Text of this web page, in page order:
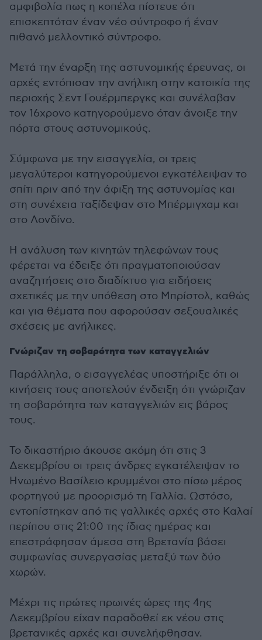
αμφιβολία πως η κοπέλα πίστευε ότι
επισκεπτόταν έναν νέο σύντροφο ή έναν
πιθανό μελλοντικό σύντροφο.
Μετά την έναρξη της αστυνομικής έρευνας, οι
αρχές εντόπισαν την ανήλικη στην κατοικία της
περιοχής Σεντ Γουέρμπεργκς και συνέλαβαν
τον 16χρονο κατηγορούμενο όταν άνοιξε την
πόρτα στους αστυνομικούς.
Σύμφωνα με την εισαγγελία, οι τρεις
μεγαλύτεροι κατηγορούμενοι εγκατέλειψαν το
σπίτι πριν από την άφιξη της αστυνομίας και
στη συνέχεια ταξίδεψαν στο Μπέρμιγχαμ και
στο Λονδίνο.
Η ανάλυση των κινητών τηλεφώνων τους
φέρεται να έδειξε ότι πραγματοποιούσαν
αναζητήσεις στο διαδίκτυο για ειδήσεις
σχετικές με την υπόθεση στο Μπρίστολ, καθώς
και για θέματα που αφορούσαν σεξουαλικές
σχέσεις με ανήλικες.
Γνώριζαν τη σοβαρότητα των καταγγελιών
Παράλληλα, ο εισαγγελέας υποστήριξε ότι οι
κινήσεις τους αποτελούν ένδειξη ότι γνώριζαν
τη σοβαρότητα των καταγγελιών εις βάρος
τους.
Το δικαστήριο άκουσε ακόμη ότι στις 3
Δεκεμβρίου οι τρεις άνδρες εγκατέλειψαν το
Ηνωμένο Βασίλειο κρυμμένοι στο πίσω μέρος
φορτηγού με προορισμό τη Γαλλία. Ωστόσο,
εντοπίστηκαν από τις γαλλικές αρχές στο Καλαί
περίπου στις 21:00 της ίδιας ημέρας και
επεστράφησαν άμεσα στη Βρετανία βάσει
συμφωνίας συνεργασίας μεταξύ των δύο
χωρών.
Μέχρι τις πρώτες πρωινές ώρες της 4ης
Δεκεμβρίου είχαν παραδοθεί εκ νέου στις
βρετανικές αρχές και συνελήφθησαν.